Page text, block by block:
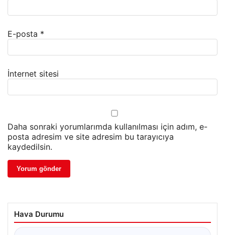
E-posta *
İnternet sitesi
Daha sonraki yorumlarımda kullanılması için adım, e-
posta adresim ve site adresim bu tarayıcıya
kaydedilsin.
Hava Durumu